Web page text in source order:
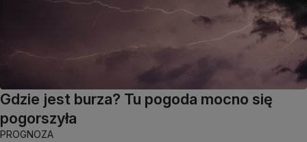
Gdzie jest burza? Tu pogoda mocno się
pogorszyła
PROGNOZA